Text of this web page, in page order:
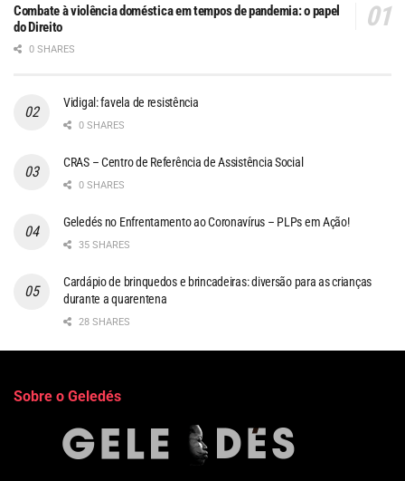
Combate à violência doméstica em tempos de pandemia: o papel
do Direito
0 SHARES
Vidigal: favela de resistência
0 SHARES
CRAS – Centro de Referência de Assistência Social
0 SHARES
Geledés no Enfrentamento ao Coronavírus – PLPs em Ação!
35 SHARES
Cardápio de brinquedos e brincadeiras: diversão para as crianças
durante a quarentena
28 SHARES
Sobre o Geledés